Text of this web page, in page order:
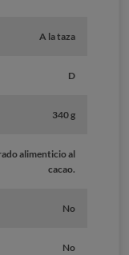
A la taza
D
340 g
alimenticio al
cacao.
No
No